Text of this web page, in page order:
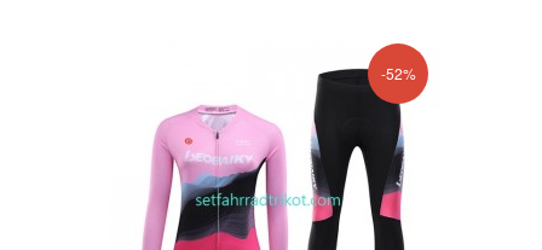
-52%